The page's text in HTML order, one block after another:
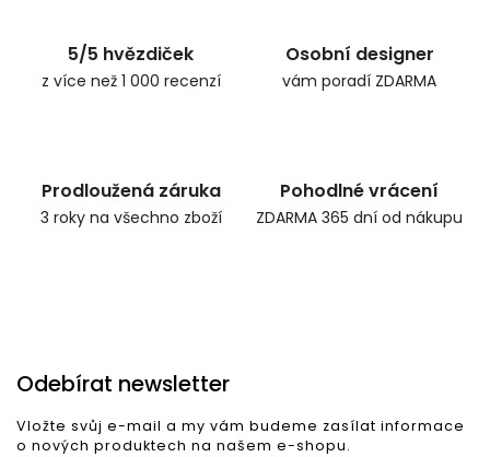
5/5 hvězdiček
z více než 1 000 recenzí
Osobní designer
vám poradí ZDARMA
Prodloužená záruka
3 roky na všechno zboží
Pohodlné vrácení
ZDARMA 365 dní od nákupu
Odebírat newsletter
Vložte svůj e-mail a my vám budeme zasílat informace
o nových produktech na našem e-shopu.